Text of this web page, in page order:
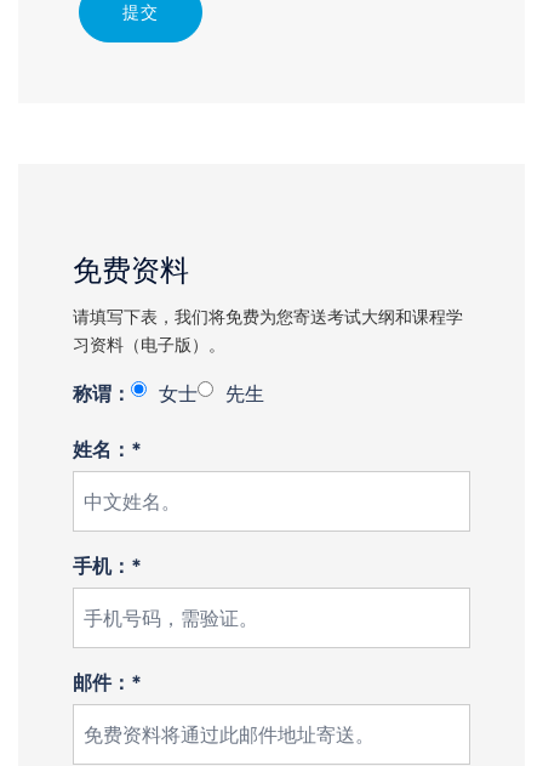
提交
免费资料
请填写下表，我们将免费为您寄送考试大纲和课程学
习资料（电子版）。
称谓： 女士 先生
姓名：*
手机：*
邮件：*